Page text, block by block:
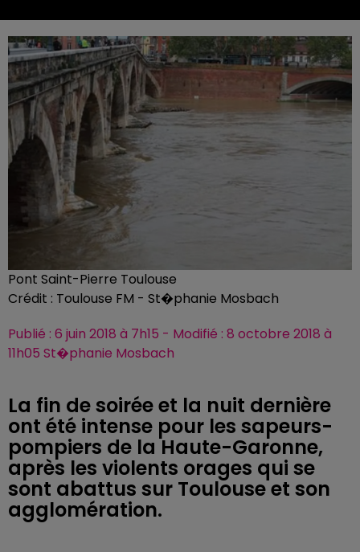
Pont Saint-Pierre Toulouse
Crédit : Toulouse FM - St�phanie Mosbach
Publié : 6 juin 2018 à 7h15 - Modifié : 8 octobre 2018 à
11h05 St�phanie Mosbach
La fin de soirée et la nuit dernière
ont été intense pour les sapeurs-
pompiers de la Haute-Garonne,
après les violents orages qui se
sont abattus sur Toulouse et son
agglomération.